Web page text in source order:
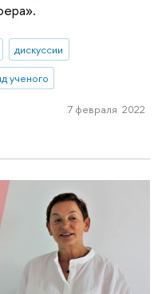
дискуссии
ученого
7 февраля 2022